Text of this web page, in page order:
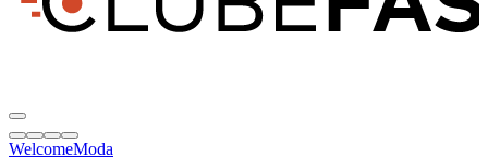
WelcomeModa